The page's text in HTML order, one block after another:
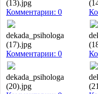
(13).jpg
Комментарии: 0
dekada_psihologa
(17).jpg
Комментарии: 0
dekada_psihologa
(20).jpg